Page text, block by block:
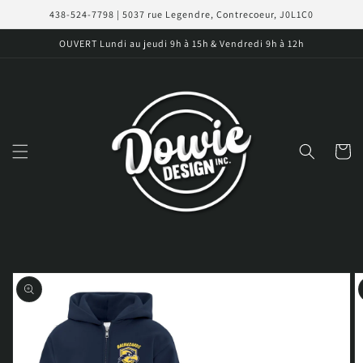
passer
au
contenu
438-524-7798 | 5037 rue Legendre, Contrecoeur, J0L1C0
OUVERT Lundi au jeudi 9h à 15h & Vendredi 9h à 12h
Panier
Passer aux
informations
produits